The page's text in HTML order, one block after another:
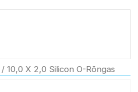
/ 10,0 X 2,0 Silicon O-Rõngas